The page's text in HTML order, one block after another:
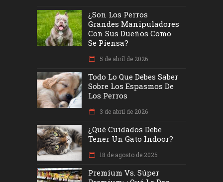
¿Son Los Perros
Grandes Manipuladores
Con Sus Dueños Como
Se Piensa?
5 de abril de 2026
Todo Lo Que Debes Saber
Sobre Los Espasmos De
Los Perros
3 de abril de 2026
¿Qué Cuidados Debe
Tener Un Gato Indoor?
18 de agosto de 2025
Premium Vs. Súper